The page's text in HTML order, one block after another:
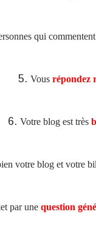
qui
Vous répondez
Votre blog est très
votre blog et votre
par une question